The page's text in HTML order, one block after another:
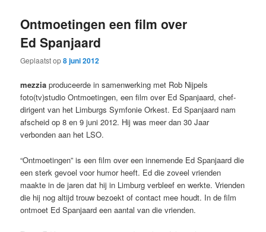
inhoud
inhoud
Ontmoetingen een film over
Ed Spanjaard
Geplaatst op8 juni 2012
mezzia produceerde in samenwerking met Rob Nijpels
foto(tv)studio Ontmoetingen, een film over Ed Spanjaard, chef-
dirigent van het Limburgs Symfonie Orkest. Ed Spanjaard nam
afscheid op 8 en 9 juni 2012. Hij was meer dan 30 Jaar
verbonden aan het LSO.
“Ontmoetingen” is een film over een innemende Ed Spanjaard die
een sterk gevoel voor humor heeft. Ed die zoveel vrienden
maakte in de jaren dat hij in Limburg verbleef en werkte. Vrienden
die hij nog altijd trouw bezoekt of contact mee houdt. In de film
ontmoet Ed Spanjaard een aantal van die vrienden.